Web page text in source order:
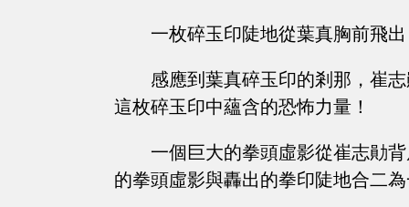
一枚碎玉印陡地從葉真胸前飛
感應到葉真碎玉印的剎那，崔
這枚碎玉印中蘊含的恐怖力量！
一個巨大的拳頭虛影從崔志勛
的拳頭虛影與轟出的拳印陡地合二